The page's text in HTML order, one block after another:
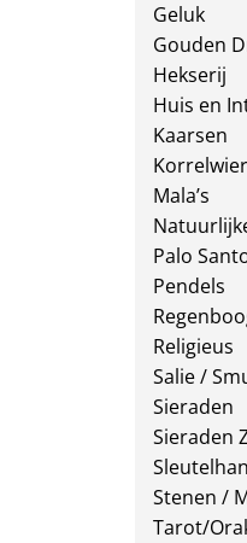
Geluk
Gouden
Hekserij
Huis en
Kaarsen
Mala’s
Palo
Pendels
Religieus
Salie /
Sieraden
Sieraden
Stenen /
Tarot/